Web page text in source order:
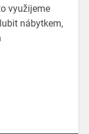
využijeme
nábytkem,